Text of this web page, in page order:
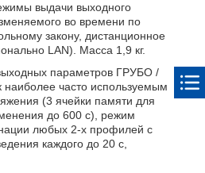
выдачи выходного
во времени по
закону, дистанционное
LAN). Масса 1,9 кг.
параметров ГРУБО /
часто используемым
(3 ячейки памяти для
до 600 с), режим
любых 2-х профилей с
каждого до 20 с,